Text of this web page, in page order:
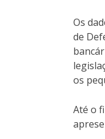
Os
de
os
Até o